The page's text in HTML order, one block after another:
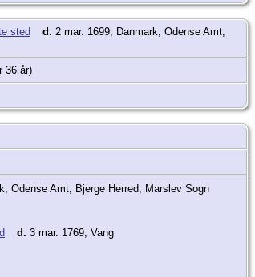
d. 2 mar. 1699, Danmark, Odense Amt,
36 år)
Odense Amt, Bjerge Herred, Marslev Sogn
d. 3 mar. 1769, Vang